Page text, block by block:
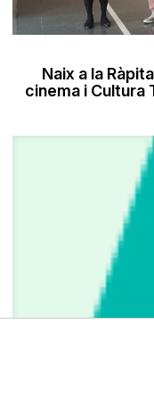
Naix a la
cinema i Cultura